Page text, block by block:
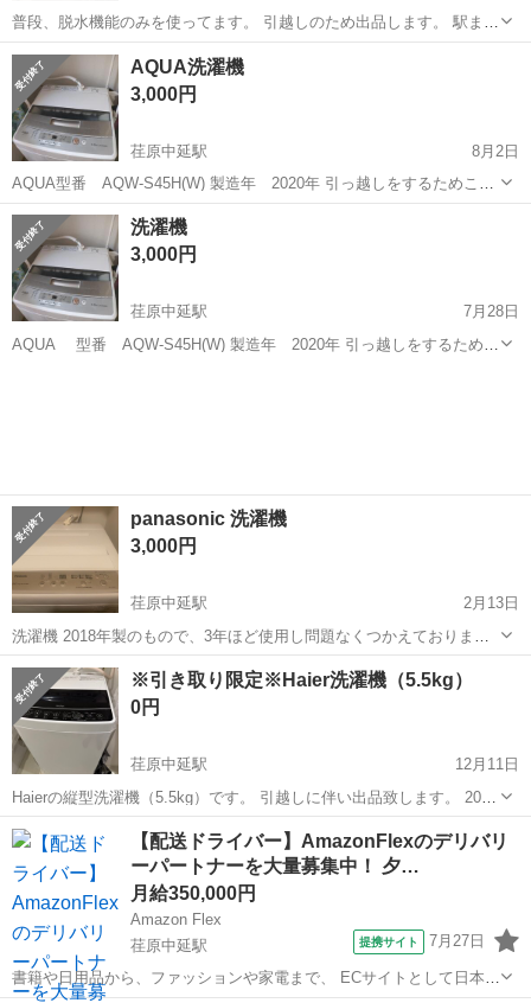
普段、脱水機能のみを使ってます。 引越しのため出品します。 駅まで
運ぶのは困難ですので、家まで取りに来てほしいです。 アドレス:品川
荏原6丁目、相談
東京 品川区 荏原中延駅
AQUA洗濯機
3,000円
荏原中延駅
8月2日
AQUA型番 AQW-S45H(W) 製造年 2020年 引っ越しをするためこち
らに投稿させていただきました！ 取りに来て頂ける方にお願いしたい
です。 引取日は８月17日希望ですが、ご相談後決定したいと思いま
す。 ...
東京 品川区 荏原中延駅
洗濯機
3,000円
荏原中延駅
7月28日
AQUA 型番 AQW-S45H(W) 製造年 2020年 引っ越しをするためこ
panasonic 洗濯機
3,000円
荏原中延駅
2月13日
洗濯機 2018年製のもので、3年ほど使用し問題なくつかえておりま
す。 引っ越しのため出品したいと思います。 東京都品川区まで取りに
来てくださる方でお願いいたします。
東京 品川区 荏原中延駅 panasonic
※引き取り限定※Haier洗濯機（5.5kg）
0円
荏原中延駅
12月11日
Haierの縦型洗濯機（5.5kg）です。 引越しに伴い出品致します。 2020
年10月に購入し、室内で2年2ヶ月程使用したものになります。 途中で
業者にメンテナンスを行ってもらいました。 外観も綺麗な方だと思い
ます...
東京 荏原中延駅 生活家電
【配送ドライバー】AmazonFlexのデリバリ
ーパートナーを大量募集中！ 夕…
月給350,000円
Amazon Flex
荏原中延駅
提携サイト 7月27日
書籍や日用品から、ファッションや家電まで、 ECサイトとして日本最